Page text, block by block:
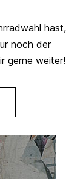
hast,
noch der
gerne weiter!